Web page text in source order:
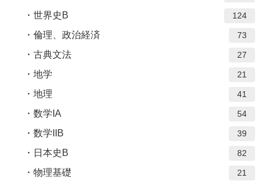
世界史B 124
倫理、政治経済 73
古典文法 27
地学 21
地理 41
数学IA 54
数学IIB 39
日本史B 82
物理基礎 21